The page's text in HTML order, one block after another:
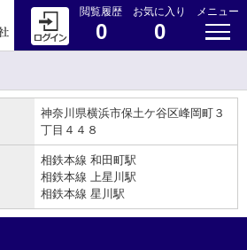
閲覧履歴
0
お気に入り
0
メニュー
神奈川県横浜市保土ケ谷区峰岡町３
丁目４４８
相鉄本線 和田町駅
相鉄本線 上星川駅
相鉄本線 星川駅